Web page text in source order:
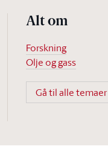
Alt om
Forskning
Olje og gass
Gå til alle temaer